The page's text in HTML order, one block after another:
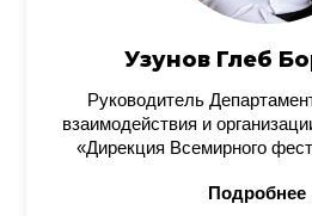
Узунов Глеб
Руководитель
взаимодействия и
«Дирекция Всемирного
Подробнее